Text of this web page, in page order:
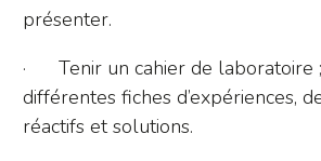
présenter.
· Tenir un cahier de laboratoire
différentes fiches d’expériences,
réactifs et solutions.